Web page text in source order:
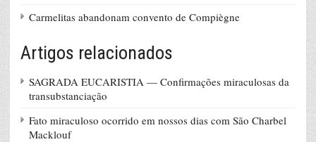
Carmelitas abandonam convento de Compiègne
Artigos relacionados
SAGRADA EUCARISTIA — Confirmações miraculosas da
transubstanciação
Fato miraculoso ocorrido em nossos dias com São Charbel
Macklouf